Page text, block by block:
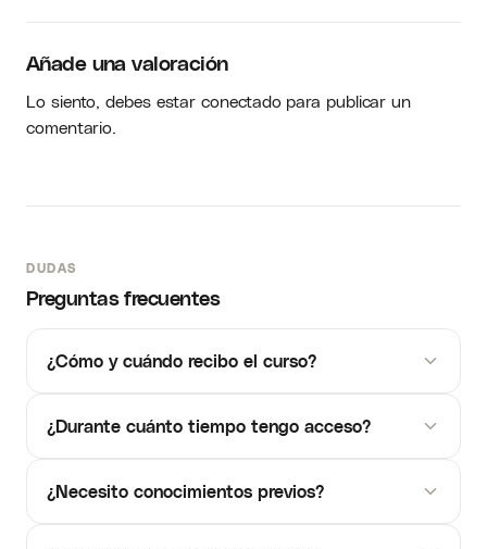
Añade una valoración
Lo siento, debes estarconectadopara publicar un
comentario.
DUDAS
Preguntas frecuentes
¿Cómo y cuándo recibo el curso?
¿Durante cuánto tiempo tengo acceso?
¿Necesito conocimientos previos?